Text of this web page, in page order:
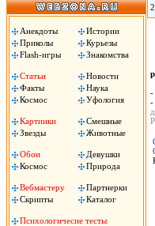
Анекдоты
Истории
Приколы
Курьезы
Flash-игры
Знакомства
Статьи
Новости
Факты
Наука
Космос
Уфология
Картинки
Смешные
Звезды
Животные
Обои
Девушки
Космос
Природа
Вебмастеру
Партнерки
Скрипты
Каталог
Психологичесие тесты
-
-